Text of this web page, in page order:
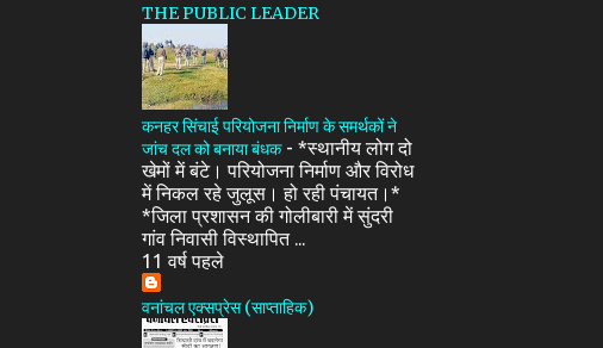
THE PUBLIC LEADER
कनहर सिंचाई परियोजना निर्माण के समर्थकों ने
जांच दल को बनाया बंधक - *स्थानीय लोग दो
खेमों में बंटे। परियोजना निर्माण और विरोध
में निकल रहे जुलूस। हो रही पंचायत।*
*जिला प्रशासन की गोलीबारी में सुंदरी
गांव निवासी विस्थापित ...
11 वर्ष पहले
वनांचल एक्सप्रेस (साप्ताहिक)